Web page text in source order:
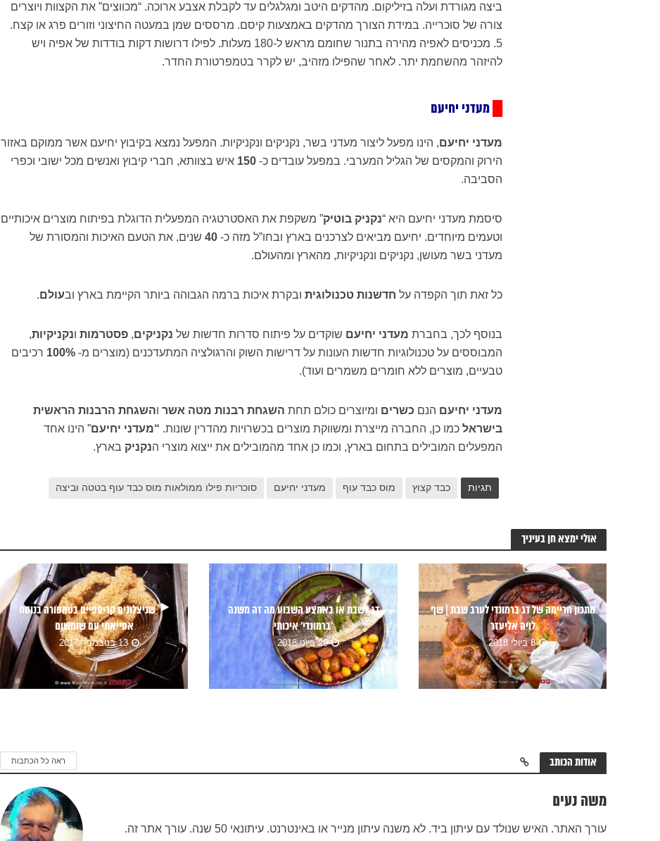
ביצה מגורדת ועלה בזיליקום. מהדקים היטב ומגלגלים עד לקבלת אצבע ארוכה. “מכווצים” את הקצוות ויוצרים
צורה של סוכרייה. במידת הצורך מהדקים באמצעות קיסם. מרססים שמן במעטה החיצוני וזורים פרג או קצח.
5. מכניסים לאפיה מהירה בתנור שחומם מראש ל-180 מעלות. לפילו דרושות דקות בודדות של אפיה ויש
להיזהר מהשחמת יתר. לאחר שהפילו מזהיב, יש לקרר בטמפרטורת החדר.
█מעדני יחיעם
מעדני יחיעם, הינו מפעל ליצור מעדני בשר, נקניקים ונקניקיות. המפעל נמצא בקיבוץ יחיעם אשר ממוקם באזור
הירוק והמקסים של הגליל המערבי. במפעל עובדים כ-150 איש בצוותא, חברי קיבוץ ואנשים מכל ישובי וכפרי
הסביבה.
סיסמת מעדני יחיעם היא “נקניק בוטיק” משקפת את האסטרטגיה המפעלית הדוגלת בפיתוח מוצרים איכותיים
וטעמים מיוחדים. יחיעם מביאים לצרכנים בארץ ובחו”ל מזה כ-40 שנים, את הטעם האיכות והמסורת של
מעדני בשר מעושן, נקניקים ונקניקיות, מהארץ ומהעולם.
כל זאת תוך הקפדה על חדשנות טכנולוגית ובקרת איכות ברמה הגבוהה ביותר הקיימת בארץ ובעולם.
בנוסף לכך, בחברת מעדני יחיעם שוקדים על פיתוח סדרות חדשות של נקניקים,פסטרמות ונקניקיות,
המבוססים על טכנולוגיות חדשות העונות על דרישות השוק והרגולציה המתעדכנים (מוצרים מ-100% רכיבים
טבעיים, מוצרים ללא חומרים משמרים ועוד).
מעדני יחיעם הנם כשרים ומיוצרים כולם תחת השגחת רבנות מטה אשר והשגחת הרבנות הראשית
בישראל כמו כן, החברה מייצרת ומשווקת מוצרים בכשרויות מהדרין שונות. “מעדני יחיעם” הינו אחד
המפעלים המובילים בתחום בארץ, וכמו כן אחד מהמובילים את ייצוא מוצרי הנקניק בארץ.
תגיות כבד קצוץ מוס כבד עוף מעדני יחיעם סוכריות פילו ממולאות מוס כבד עוף בטטה וביצה
אולי ימצא חן בעיניך
מתכון חריימה של דג ברמונדי לערב שבת | שף
לויה אליעזר
8 ביולי 2018
דג לשבת או באמצע השבוע מה זה משנה
‘ברמונדי’ איכותי
29 ביוני 2018
שניצלונים קריספיים בטמפורה בנוסח
אסייאתי עם שומשום
13 בנובמבר 2017
אודות הכותב ראה כל הכתבות
משה נעים
עורך האתר. האיש שנולד עם עיתון ביד. לא משנה עיתון מנייר או באינטרנט. עיתונאי 50 שנה. עורך אתר זה.